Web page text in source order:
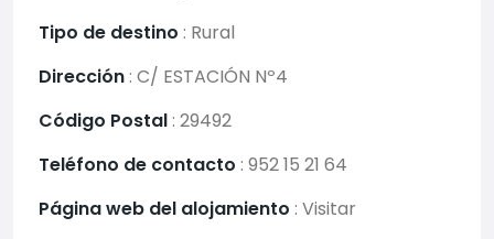
Tipo de destino : Rural
Dirección : C/ ESTACIÓN Nº4
Código Postal : 29492
Teléfono de contacto : 952 15 21 64
Página web del alojamiento : Visitar